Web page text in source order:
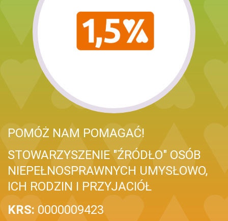
POMÓŻ NAM POMAGAĆ!
STOWARZYSZENIE "ŹRÓDŁO" OSÓB
NIEPEŁNOSPRAWNYCH UMYSŁOWO,
ICH RODZIN I PRZYJACIÓŁ
KRS: 0000009423